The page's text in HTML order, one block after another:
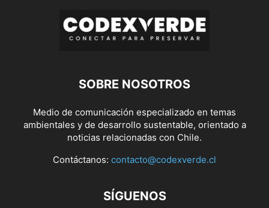
SOBRE NOSOTROS
Medio de comunicación especializado en temas
ambientales y de desarrollo sustentable, orientado a
noticias relacionadas con Chile.
Contáctanos: contacto@codexverde.cl
SÍGUENOS